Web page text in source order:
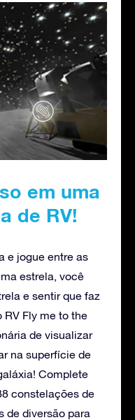
em uma
de RV!
e jogue entre as
estrela, você
e sentir que faz
RV Fly me to the
de visualizar
na superfície de
Complete
constelações de
de diversão para